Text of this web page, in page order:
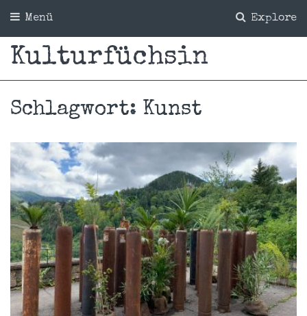
Explore
Menü
Kulturfüchsin
Schlagwort: Kunst